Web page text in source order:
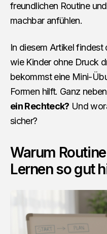
freundlichen Routine
machbar anfühlen.
In diesem Artikel
wie Kinder ohne Druck
bekommst eine Mini-
Formen hilft. Ganz
ein Rechteck? Und
sicher?
Warum
Lernen so gut